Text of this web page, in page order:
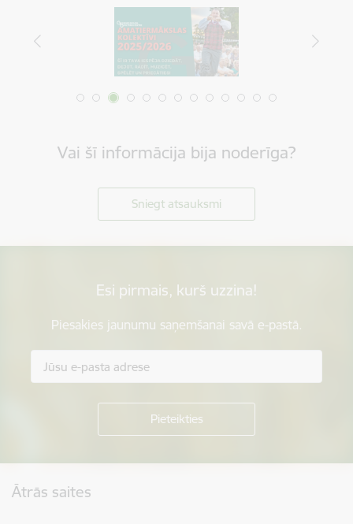
Vai šī informācija bija noderīga?
Sniegt atsauksmi
Esi pirmais, kurš uzzina!
Piesakies jaunumu saņemšanai savā e-pastā.
Ātrās saites